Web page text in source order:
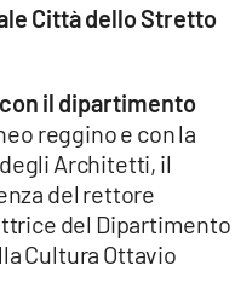
Città dello Stretto
il dipartimento
reggino e con la
Architetti, il
del rettore
del Dipartimento
Cultura Ottavio